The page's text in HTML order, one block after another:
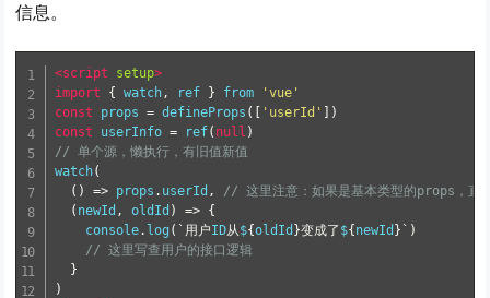
信息。
<script setup>
import
{ watch, ref } from
'vue'
const
props = defineProps ([ 'userId'
])
const
userInfo = ref( null )
// 单个源，懒执行，有旧值新值
watch(
()
=> props . userId ,
// 这里注意：如果是基本类型的props，直
( newId , oldId ) => {
    console
. log (`用户ID从${oldId }变成了 ${ newId }`)
// 这里写查用户的接口逻辑
}
)